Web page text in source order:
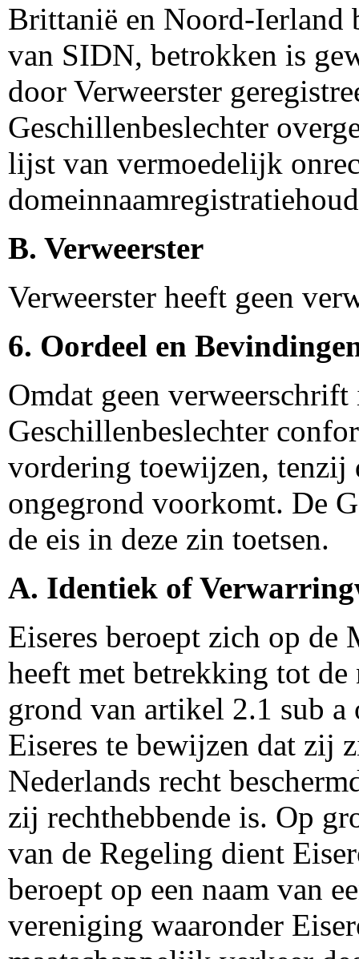
Brittanië en Noord-Ierland
van SIDN, betrokken is
door Verweerster
Geschillenbeslechter
lijst van vermoedelijk
B. Verweerster
Verweerster heeft geen
6. Oordeel en
Omdat geen
Geschillenbeslechter
vordering toewijzen, tenzij
ongegrond voorkomt. De
de eis in deze zin toetsen.
A. Identiek of
Eiseres beroept zich op de
heeft met betrekking tot
grond van artikel 2.1 sub
Eiseres te bewijzen dat zij
Nederlands recht
zij rechthebbende is. Op
van de Regeling dient
beroept op een naam van
vereniging waaronder